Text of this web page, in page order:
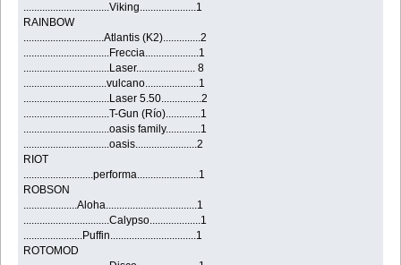
................................Viking.....................1
RAINBOW
..............................Atlantis (K2)..............2
................................Freccia....................1
................................Laser...................... 8
...............................vulcano....................1
................................Laser 5.50...............2
................................T-Gun (Río).............1
................................oasis family.............1
................................oasis.......................2
RIOT
..........................performa.......................1
ROBSON
....................Aloha..................................1
................................Calypso...................1
......................Puffin................................1
ROTOMOD